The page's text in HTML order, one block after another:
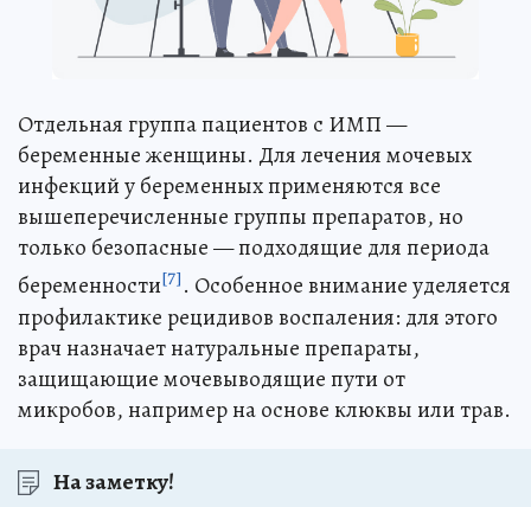
Отдельная группа пациентов с ИМП —
беременные женщины. Для лечения мочевых
инфекций у беременных применяются все
вышеперечисленные группы препаратов, но
только безопасные — подходящие для периода
беременности[7]. Особенное внимание уделяется
профилактике рецидивов воспаления: для этого
врач назначает натуральные препараты,
защищающие мочевыводящие пути от
микробов, например на основе клюквы или трав.
На заметку!